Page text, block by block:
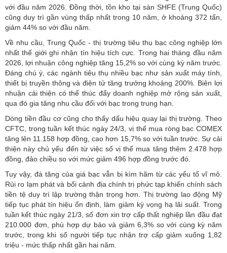
với đầu năm 2026. Đồng thời, tồn kho tại sàn SHFE (Trung Quốc)
cũng duy trì gần vùng thấp nhất trong 10 năm, ở khoảng 372 tấn,
giảm 44% so với đầu năm.
Về nhu cầu, Trung Quốc - thị trường tiêu thụ bạc công nghiệp lớn
nhất thế giới ghi nhận tín hiệu tích cực. Trong hai tháng đầu năm
2026, lợi nhuận công nghiệp tăng 15,2% so với cùng kỳ năm trước.
Đáng chú ý, các ngành tiêu thụ nhiều bạc như sản xuất máy tính,
thiết bị truyền thông và điện tử tăng trưởng khoảng 200%. Biên lợi
nhuận cải thiện có thể thúc đẩy doanh nghiệp mở rộng sản xuất,
qua đó gia tăng nhu cầu đối với bạc trong trung hạn.
Dòng tiền đầu cơ cũng cho thấy dấu hiệu quay lại thị trường. Theo
CFTC, trong tuần kết thúc ngày 24/3, vị thế mua ròng bạc COMEX
tăng lên 11.158 hợp đồng, cao hơn 15,7% so với tuần trước. Sự cải
thiện này chủ yếu đến từ việc số vị thế mua tăng thêm 2.478 hợp
đồng, đảo chiều so với mức giảm 496 hợp đồng trước đó.
Tuy vậy, đà tăng của giá bạc vẫn bị kìm hãm từ các yếu tố vĩ mô.
Rủi ro lạm phát và bối cảnh địa chính trị phức tạp khiến chính sách
tiền tệ duy trì lập trường thận trọng hơn. Thị trường lao động Mỹ
tiếp tục phát tín hiệu ổn định, làm giảm kỳ vọng hạ lãi suất. Trong
tuần kết thúc ngày 21/3, số đơn xin trợ cấp thất nghiệp lần đầu đạt
210.000 đơn, phù hợp dự báo và giảm 6,3% so với cùng kỳ năm
trước, trong khi số người tiếp tục nhận trợ cấp giảm xuống 1,82
triệu - mức thấp nhất gần hai năm.